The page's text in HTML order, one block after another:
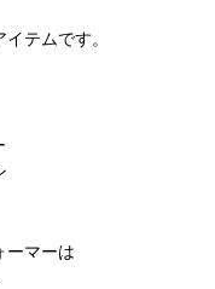
テムです。
ーマーは